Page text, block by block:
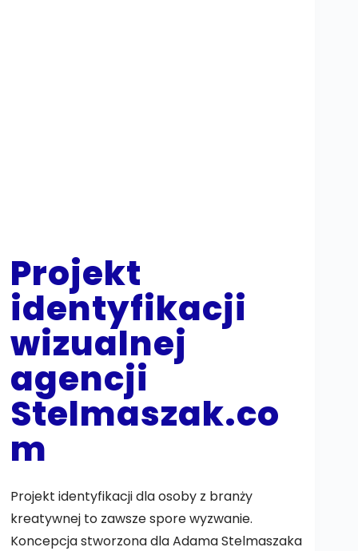
Projekt
identyfikacji
wizualnej
agencji
Stelmaszak.co
m
Projekt identyfikacji dla osoby z branży
kreatywnej to zawsze spore wyzwanie.
Koncepcja stworzona dla Adama Stelmaszaka